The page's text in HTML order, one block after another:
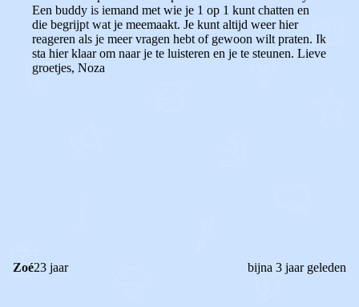
Een buddy is iemand met wie je 1 op 1 kunt chatten en
die begrijpt wat je meemaakt. Je kunt altijd weer hier
reageren als je meer vragen hebt of gewoon wilt praten. Ik
sta hier klaar om naar je te luisteren en je te steunen. Lieve
groetjes, Noza
Zoé23 jaar bijna 3 jaar geleden